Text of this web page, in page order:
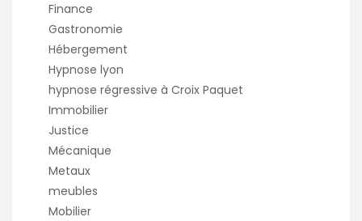
Finance
Gastronomie
Hébergement
Hypnose lyon
hypnose régressive à Croix Paquet
Immobilier
Justice
Mécanique
Metaux
meubles
Mobilier